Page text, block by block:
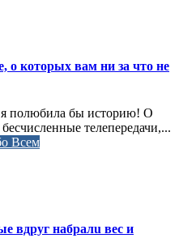
о которых вам ни за что не
полюбила бы историю! О
телепередачи,...
Всем
вдруг набралu вес и